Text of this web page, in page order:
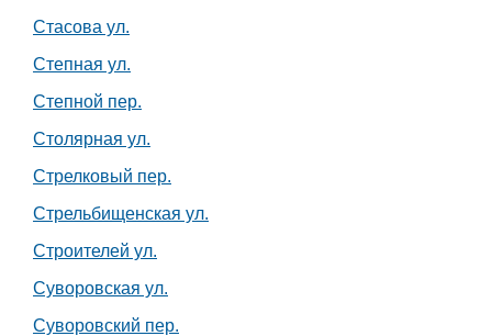
Стасова ул.
Степная ул.
Степной пер.
Столярная ул.
Стрелковый пер.
Стрельбищенская ул.
Строителей ул.
Суворовская ул.
Суворовский пер.